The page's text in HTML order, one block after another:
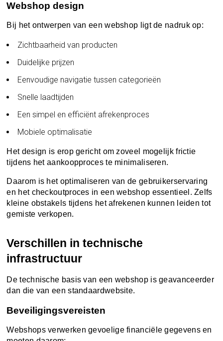
Webshop design
Bij het ontwerpen van een webshop ligt de nadruk op:
Zichtbaarheid van producten
Duidelijke prijzen
Eenvoudige navigatie tussen categorieën
Snelle laadtijden
Een simpel en efficiënt afrekenproces
Mobiele optimalisatie
Het design is erop gericht om zoveel mogelijk frictie
tijdens het aankoopproces te minimaliseren.
Daarom is het optimaliseren van de gebruikerservaring
en het checkoutproces in een webshop essentieel. Zelfs
kleine obstakels tijdens het afrekenen kunnen leiden tot
gemiste verkopen.
Verschillen in technische
infrastructuur
De technische basis van een webshop is geavanceerder
dan die van een standaardwebsite.
Beveiligingsvereisten
Webshops verwerken gevoelige financiële gegevens en